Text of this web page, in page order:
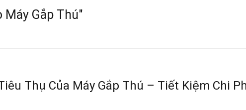
Gắp Thú"
Thụ Của Máy Gắp Thú – Tiết Kiệm Chi